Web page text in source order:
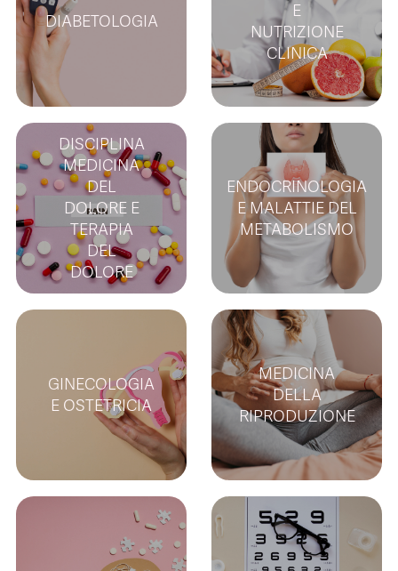
DIABETOLOGIA
E
NUTRIZIONE
CLINICA
DISCIPLINA
MEDICINA
DEL
DOLORE E
TERAPIA
DEL
DOLORE
ENDOCRINOLOGIA
E MALATTIE DEL
METABOLISMO
GINECOLOGIA
E OSTETRICIA
MEDICINA
DELLA
RIPRODUZIONE